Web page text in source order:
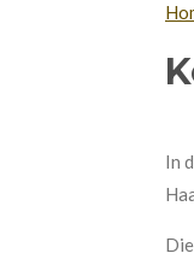
In